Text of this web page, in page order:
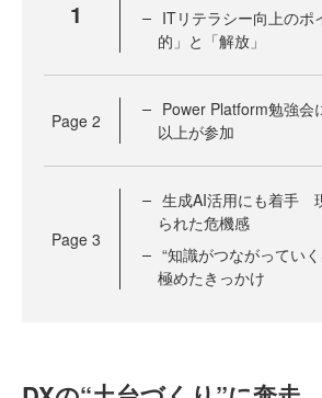
1
ITリテラシー向上のポ
的」と「解放」
Page 2
Power Platform勉強会
以上が参加
Page 3
生成AI活用にも着手
られた危機感
“知識がつながってい
極めたきっかけ